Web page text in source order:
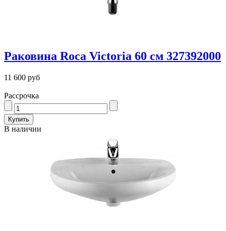
Раковина Roca Victoria 60 см 327392000
11 600 руб
Рассрочка
В наличии